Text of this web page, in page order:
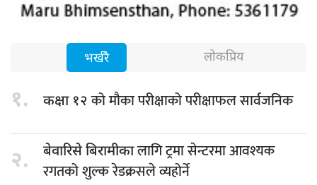
भर्खरै लोकप्रिय
१. कक्षा १२को मौका परीक्षाको परीक्षाफल सार्वजनिक
२. बेवारिसे बिरामीकालागि ट्रमा सेन्टरमा आवश्यक
रगतको शुल्क रेडक्रसले व्यहोर्ने